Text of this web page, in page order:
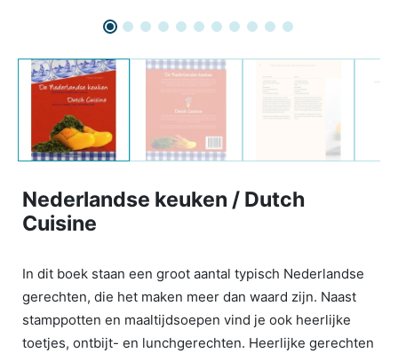
Nederlandse keuken / Dutch
Cuisine
In dit boek staan een groot aantal typisch Nederlandse
gerechten, die het maken meer dan waard zijn. Naast
stamppotten en maaltijdsoepen vind je ook heerlijke
toetjes, ontbijt- en lunchgerechten. Heerlijke gerechten